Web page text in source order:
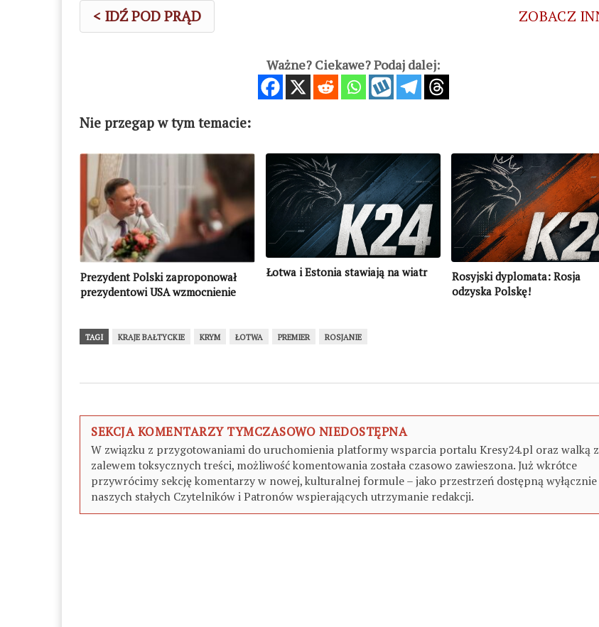
< IDŹ POD PRĄD ZOBACZ
Ważne? Ciekawe? Podaj dalej:
Nie przegap w tym temacie:
Prezydent Polski zaproponował
prezydentowi USA wzmocnienie
Łotwa i Estonia stawiają na wiatr
Rosyjski dyplomata: Rosja
odzyska Polskę!
TAGI KRAJE BAŁTYCKIE KRYM ŁOTWA PREMIER ROSJANIE
SEKCJA KOMENTARZY TYMCZASOWO NIEDOSTĘPNA
W związku z przygotowaniami do uruchomienia platformy wsparcia portalu Kresy24.pl oraz walką z
zalewem toksycznych treści, możliwość komentowania została czasowo zawieszona. Już wkrótce
przywrócimy sekcję komentarzy w nowej, kulturalnej formule – jako przestrzeń dostępną
naszych stałych Czytelników i Patronów wspierających utrzymanie redakcji.